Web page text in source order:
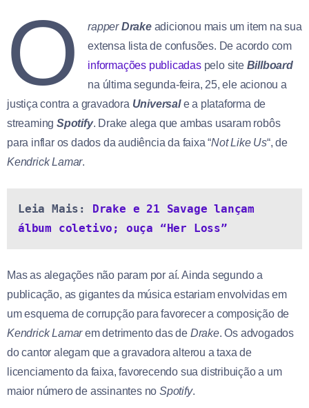
O rapperDrake adicionou mais um item na sua
extensa lista de confusões. De acordo com
informações publicadaspelo site Billboard
na última segunda-feira, 25, ele acionou a
justiça contra a gravadora Universale a plataforma de
streaming Spotify. Drake alega que ambas usaram robôs
para inflar os dados da audiência da faixa “Not Like Us“, de
Kendrick Lamar.
Leia Mais: Drake e 21 Savage lançam
álbum coletivo; ouça “Her Loss”
Mas as alegações não param por aí. Ainda segundo a
publicação, as gigantes da música estariam envolvidas em
um esquema de corrupção para favorecer a composição de
Kendrick Lamarem detrimento das de Drake. Os advogados
do cantor alegam que a gravadora alterou a taxa de
licenciamento da faixa, favorecendo sua distribuição a um
maior número de assinantes noSpotify.